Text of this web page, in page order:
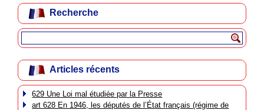
Recherche
Articles récents
629 Une Loi mal étudiée par la Presse
art 628 En 1946, les députés de l’État français (régime de